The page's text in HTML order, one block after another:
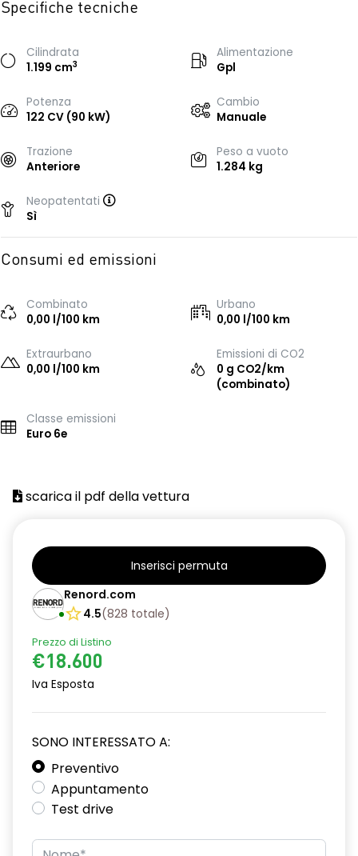
Specifiche tecniche
Cilindrata
1.199 cm3
Alimentazione
Gpl
Potenza
122 CV (90 kW)
Cambio
Manuale
Trazione
Anteriore
Peso a vuoto
1.284 kg
Neopatentati
Sì
Consumi ed emissioni
Combinato
0,00 l/100 km
Urbano
0,00 l/100 km
Extraurbano
0,00 l/100 km
Emissioni di CO2
0 g CO2/km
(combinato)
Classe emissioni
Euro 6e
scarica il pdf della vettura
Inserisci permuta
Renord.com
4.5(828 totale)
Prezzo di Listino
€18.600
Iva Esposta
SONO INTERESSATO A:
Preventivo
Appuntamento
Test drive